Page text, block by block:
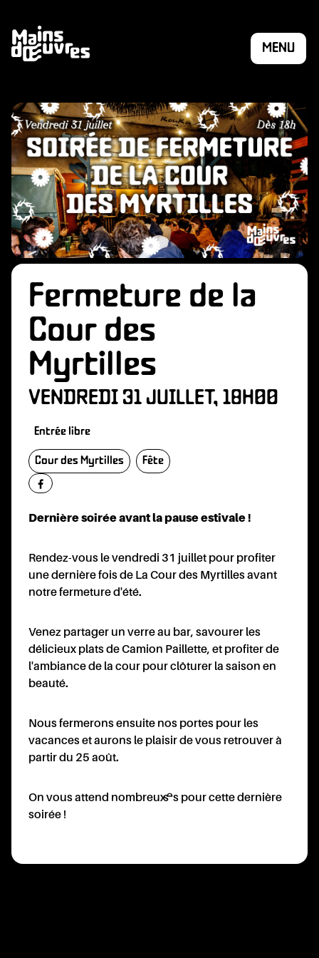
MENU
Fermeture de la
Cour des
Myrtilles
VENDREDI 31 JUILLET, 18H00
Entrée libre
Cour des Myrtilles Fête
Dernière soirée avant la pause estivale !
Rendez-vous le vendredi 31 juillet pour profiter
une dernière fois de La Cour des Myrtilles avant
notre fermeture d'été.
Venez partager un verre au bar, savourer les
délicieux plats de Camion Paillette, et profiter de
l'ambiance de la cour pour clôturer la saison en
beauté.
Nous fermerons ensuite nos portes pour les
vacances et aurons le plaisir de vous retrouver à
partir du 25 août.
On vous attend nombreux·ses pour cette dernière
soirée !